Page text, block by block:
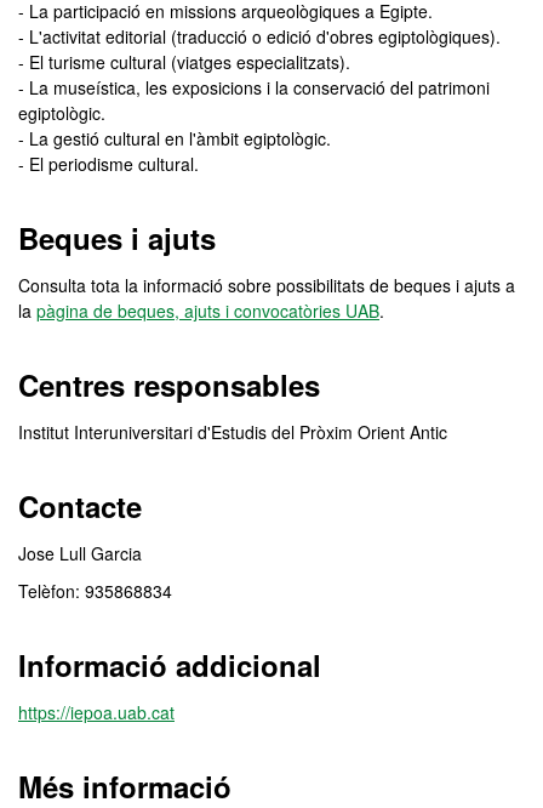
- La participació en missions arqueològiques a Egipte.
- L'activitat editorial (traducció o edició d'obres egiptològiques).
- El turisme cultural (viatges especialitzats).
- La museística, les exposicions i la conservació del patrimoni
egiptològic.
- La gestió cultural en l'àmbit egiptològic.
- El periodisme cultural.
Beques i ajuts
Consulta tota la informació sobre possibilitats de beques i ajuts a
la pàgina de beques, ajuts i convocatòries UAB.
Centres responsables
Institut Interuniversitari d'Estudis del Pròxim Orient Antic
Contacte
Jose Lull Garcia
Telèfon: 935868834
Informació addicional
https://iepoa.uab.cat
Més informació